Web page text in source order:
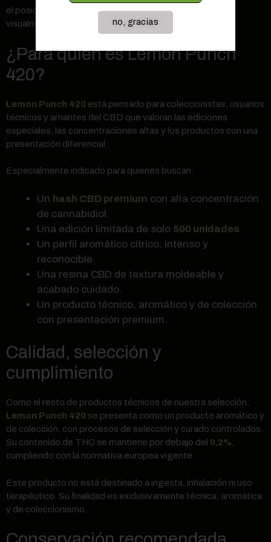
el posicionamiento del producto: limitado, cuidado y
visualmente reconocible.
¿Para quién es Lemon Punch
420?
Lemon Punch 420 está pensado para coleccionistas, usuarios
técnicos y amantes del CBD que valoran las ediciones
especiales, las concentraciones altas y los productos con una
presentación diferencial.
Especialmente indicado para quienes buscan:
Un hash CBD premium con alta concentración
de cannabidiol.
Una edición limitada de solo 500 unidades
Un perfil aromático cítrico, intenso y
reconocible.
Una resina CBD de textura moldeable y
acabado cuidado.
Un producto técnico, aromático y de colección
con presentación premium.
Calidad, selección y
cumplimiento
Como el resto de productos técnicos de nuestra selección,
Lemon Punch 420 se presenta como un producto aromático y
de colección, con procesos de selección y curado controlados.
Su contenido de THC se mantiene por debajo del 0,2%,
cumpliendo con la normativa europea vigente.
Este producto no está destinado a ingesta, inhalación ni uso
terapéutico. Su finalidad es exclusivamente técnica, aromática
y de coleccionismo.
no, gracias